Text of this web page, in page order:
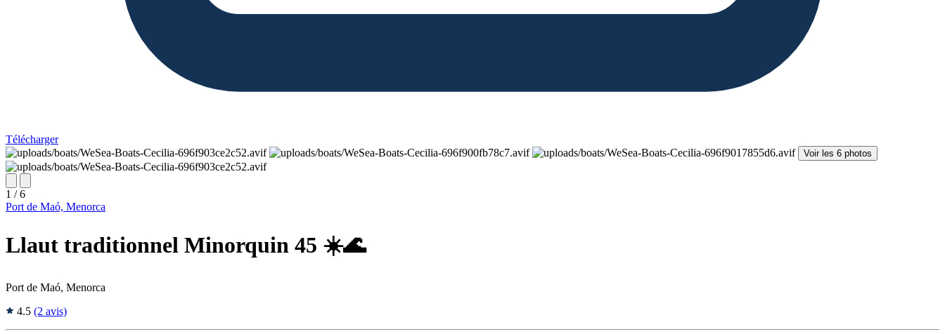
Télécharger
Voir les 6 photos
1 / 6
Port de Maó, Menorca
Llaut traditionnel Minorquin 45 ☀️🌊
Port de Maó, Menorca
4.5 (2 avis)